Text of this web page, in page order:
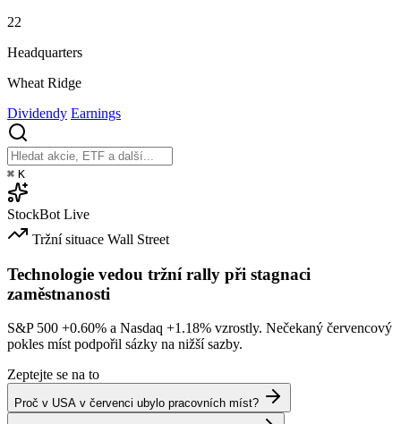
22
Headquarters
Wheat Ridge
Dividendy Earnings
⌘ K
StockBot Live
Tržní situace Wall Street
Technologie vedou tržní rally při stagnaci
zaměstnanosti
S&P 500 +0.60% a Nasdaq +1.18% vzrostly. Nečekaný červencový
pokles míst podpořil sázky na nižší sazby.
Zeptejte se na to
Proč v USA v červenci ubylo pracovních míst?